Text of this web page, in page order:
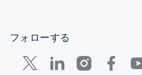
フォローする